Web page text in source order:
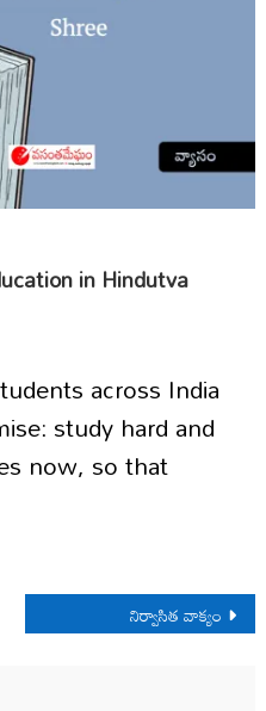
in Hindutva
across India
study hard and
now, so that
నిర్వాసిత వాక్యం